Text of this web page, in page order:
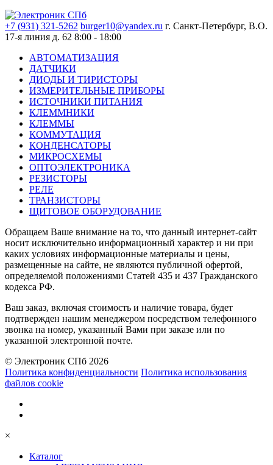
+7 (931) 321-5262 burger10@yandex.ru г. Санкт-Петербург, В.О.
17-я линия д. 62 8:00 - 18:00
АВТОМАТИЗАЦИЯ
ДАТЧИКИ
ДИОДЫ И ТИРИСТОРЫ
ИЗМЕРИТЕЛЬНЫЕ ПРИБОРЫ
ИСТОЧНИКИ ПИТАНИЯ
КЛЕММНИКИ
КЛЕММЫ
КОММУТАЦИЯ
КОНДЕНСАТОРЫ
МИКРОСХЕМЫ
ОПТОЭЛЕКТРОНИКА
РЕЗИСТОРЫ
РЕЛЕ
ТРАНЗИСТОРЫ
ЩИТОВОЕ ОБОРУДОВАНИЕ
Обращаем Ваше внимание на то, что данный интернет-сайт
носит исключительно информационный характер и ни при
каких условиях информационные материалы и цены,
размещенные на сайте, не являются публичной офертой,
определяемой положениями Статей 435 и 437 Гражданского
кодекса РФ.
Ваш заказ, включая стоимость и наличие товара, будет
подтвержден нашим менеджером посредством телефонного
звонка на номер, указанный Вами при заказе или по
указанной электронной почте.
© Электроник СПб 2026
Политика конфиденциальности Политика использования
файлов cookie
×
Каталог